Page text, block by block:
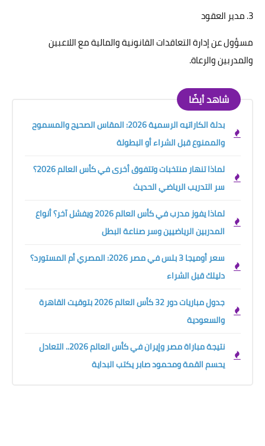
3. مدير العقود
مسؤول عن إدارة التعاقدات القانونية والمالية مع اللاعبين
والمدربين والرعاة.
شاهد أيضًا
بدلة الكاراتيه الرسمية 2026: المقاس الصحيح والمسموح
والممنوع قبل الشراء أو البطولة
لماذا تنهار منتخبات وتتفوق أخرى في كأس العالم 2026؟
سر التدريب الرياضي الحديث
لماذا يفوز مدرب في كأس العالم 2026 ويفشل آخر؟ أنواع
المدربين الرياضيين وسر صناعة البطل
سعر أوميجا 3 بلس في مصر 2026: المصري أم المستورد؟
دليلك قبل الشراء
جدول مباريات دور 32 كأس العالم 2026 بتوقيت القاهرة
والسعودية
نتيجة مباراة مصر وإيران في كأس العالم 2026.. التعادل
يحسم القمة ومحمود صابر يكتب البداية